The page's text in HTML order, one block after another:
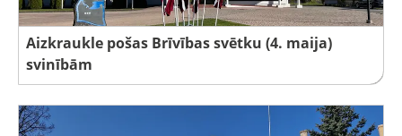
Aizkraukle pošas Brīvības svētku (4. maija)
svinībām